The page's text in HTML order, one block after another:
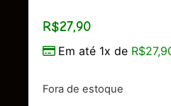
R$27,90
Em até 1x de R$
Fora de estoque